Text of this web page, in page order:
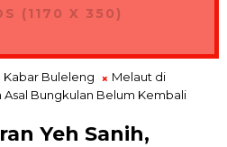
(1170 X 350)
Kabar Buleleng
Melaut di
Asal Bungkulan Belum Kembali
Yeh Sanih,